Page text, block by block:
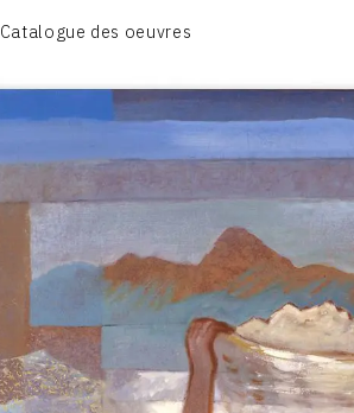
Catalogue des oeuvresCATALOGUE
TOME 2 :